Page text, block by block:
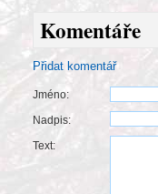
Komentáře
Přidat komentář
Jméno:
Nadpis:
Text: